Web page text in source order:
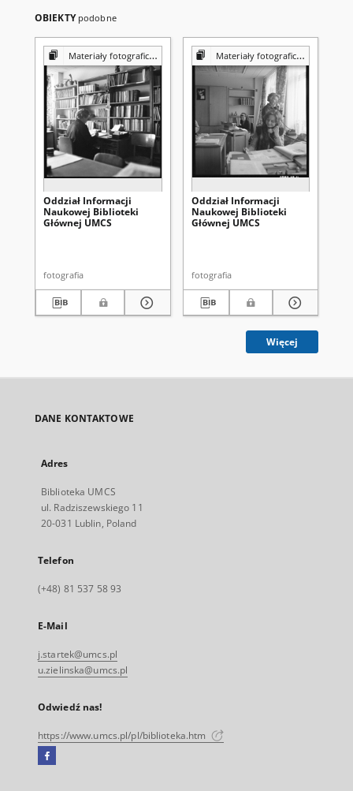
OBIEKTY podobne
Materiały fotograficzne z Pracowni Reprografii Biblioteki UMCS
Oddział Informacji
Naukowej Biblioteki
Głównej UMCS
fotografia
Materiały fotograficzne z Pracowni Reprografii Biblioteki UMCS
Oddział Informacji
Naukowej Biblioteki
Głównej UMCS
fotografia
Więcej
DANE KONTAKTOWE
Adres
Biblioteka UMCS
ul. Radziszewskiego 11
20-031 Lublin, Poland
Telefon
(+48) 81 537 58 93
E-Mail
j.startek@umcs.pl
u.zielinska@umcs.pl
Odwiedź nas!
https://www.umcs.pl/pl/biblioteka.htm
Facebook